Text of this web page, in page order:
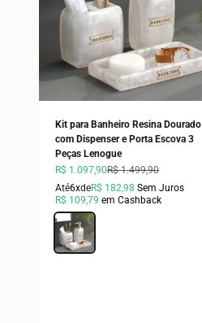
Kit para Banheiro Resina Dourado
com Dispenser e Porta Escova 3
Peças Lenogue
Preço promocional
R$ 1.097,90Preço normal
R$ 1.499,90
Até6xdeR$ 182,98 Sem Juros
R$ 109,79 em Cashback
Cor
Branco Pérola